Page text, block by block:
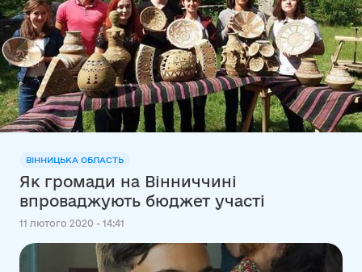
ВІННИЦЬКА ОБЛАСТЬ
Як громади на Вінниччині
впроваджують бюджет участі
11 лютого 2020 - 14:41